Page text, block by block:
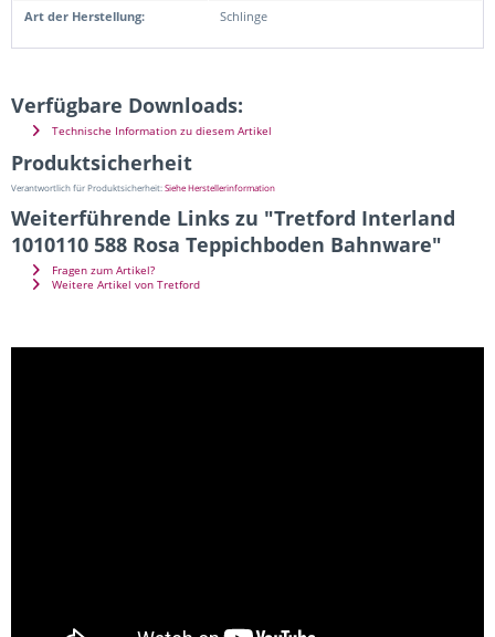
Art der Herstellung:
Schlinge
Verfügbare Downloads:
Technische Information zu diesem Artikel
Produktsicherheit
Verantwortlich für Produktsicherheit:Siehe Herstellerinformation
Weiterführende Links zu "Tretford Interland
1010110 588 Rosa Teppichboden Bahnware"
Fragen zum Artikel?
Weitere Artikel von Tretford